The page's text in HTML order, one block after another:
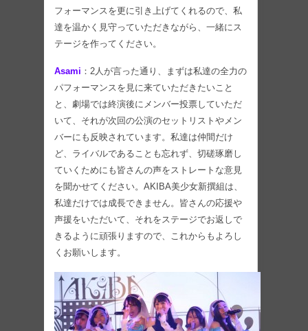
フォーマンスを更に引き上げてくれるので、私
達を温かく見守っていただきながら、一緒にス
テージを作ってください。
Asami ：2人が言った通り、まずは私達の全力の
パフォーマンスを見に来ていただきたいこと
と、劇場では終演後にメンバー投票していただ
いて、それが次回の公演のセットリストやメン
バーにも反映されています。私達は仲間だけ
ど、ライバルであることも忘れず、切磋琢磨し
ていくためにも皆さんの声をストレートな意見
を聞かせてください。AKIBA美少女新撰組は、
私達だけでは成長できません。皆さんの応援や
声援をいただいて、それをステージでお返しで
きるように頑張りますので、これからもよろし
くお願いします。